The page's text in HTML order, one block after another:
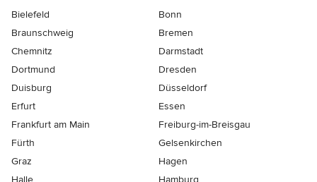
Bielefeld
Bonn
Braunschweig
Bremen
Chemnitz
Darmstadt
Dortmund
Dresden
Duisburg
Düsseldorf
Erfurt
Essen
Frankfurt am Main
Freiburg-im-Breisgau
Fürth
Gelsenkirchen
Graz
Hagen